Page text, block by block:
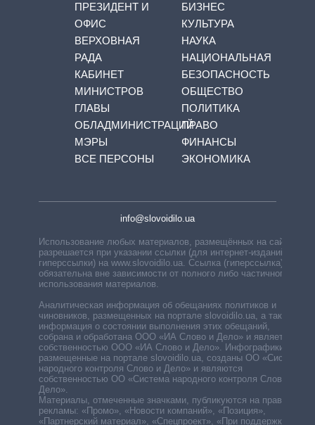
ПРЕЗИДЕНТ И
ОФИС
ВЕРХОВНАЯ
РАДА
КАБИНЕТ
МИНИСТРОВ
ГЛАВЫ
ОБЛАДМИНИСТРАЦИЙ
МЭРЫ
ВСЕ ПЕРСОНЫ
БИЗНЕС
КУЛЬТУРА
НАУКА
НАЦИОНАЛЬНАЯ
БЕЗОПАСНОСТЬ
ОБЩЕСТВО
ПОЛИТИКА
ПРАВО
ФИНАНСЫ
ЭКОНОМИКА
info@slovoidilo.ua
Использование любых материалов, размещённых на сайте,
разрешается при указании ссылки (для интернет-изданий —
гиперссылки) на www.slovoidilo.ua. Ссылка (гиперссылка)
обязательна вне зависимости от полного либо частичного
использования материалов.
Аналитическая информация об обещаниях политиков и
чиновников, размещенных на портале slovoidilo.ua, а также
информация о состоянии выполнения этих обещаний,
собрана и обработана ООО «ИА Слово и Дело» и является
собственностью ООО «ИА Слово и Дело». Инфографики,
размещенные на портале slovoidilo.ua, созданы ОО «Система
народного контроля Слово и Дело» и являются
собственностью ОО «Система народного контроля Слово и
Дело».
Материалы, отмеченные значками, публикуются на правах
рекламы: «Промо», «Новости компаний», «Позиция»,
«Партнерский материал», «Спецпроект», «При поддержке».